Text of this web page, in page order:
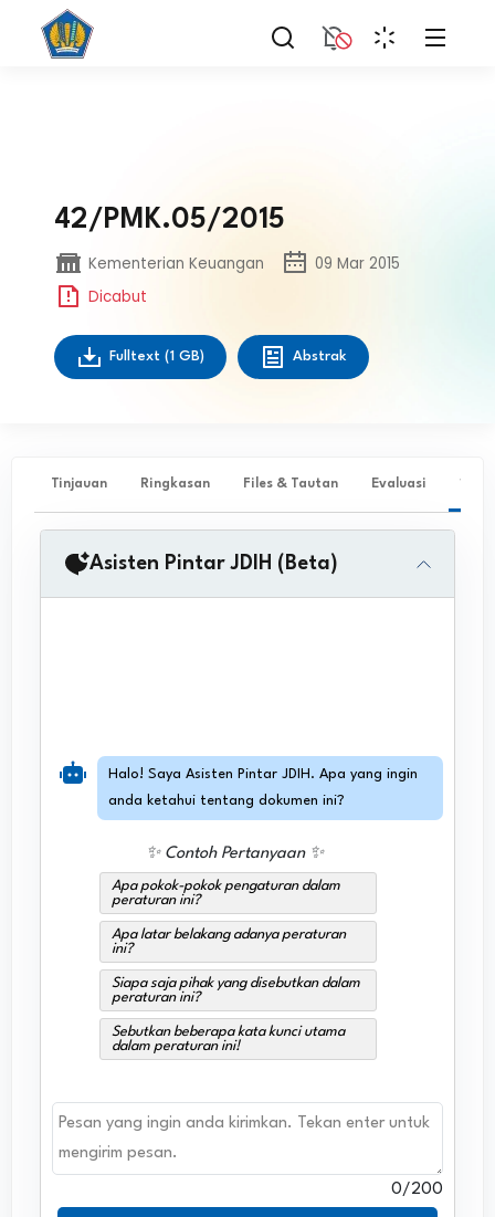
42/PMK.05/2015
Kementerian Keuangan
09 Mar 2015
Dicabut
Fulltext (1 GB) Abstrak
Tinjauan Ringkasan Files & Tautan Evaluasi ✨
Asisten Pintar JDIH (Beta)
✨ Contoh Pertanyaan ✨
Apa pokok-pokok pengaturan dalam
peraturan ini?
Apa latar belakang adanya peraturan
ini?
Siapa saja pihak yang disebutkan dalam
peraturan ini?
Sebutkan beberapa kata kunci utama
dalam peraturan ini!
Halo! Saya Asisten Pintar JDIH. Apa yang ingin
anda ketahui tentang dokumen ini?
0/200